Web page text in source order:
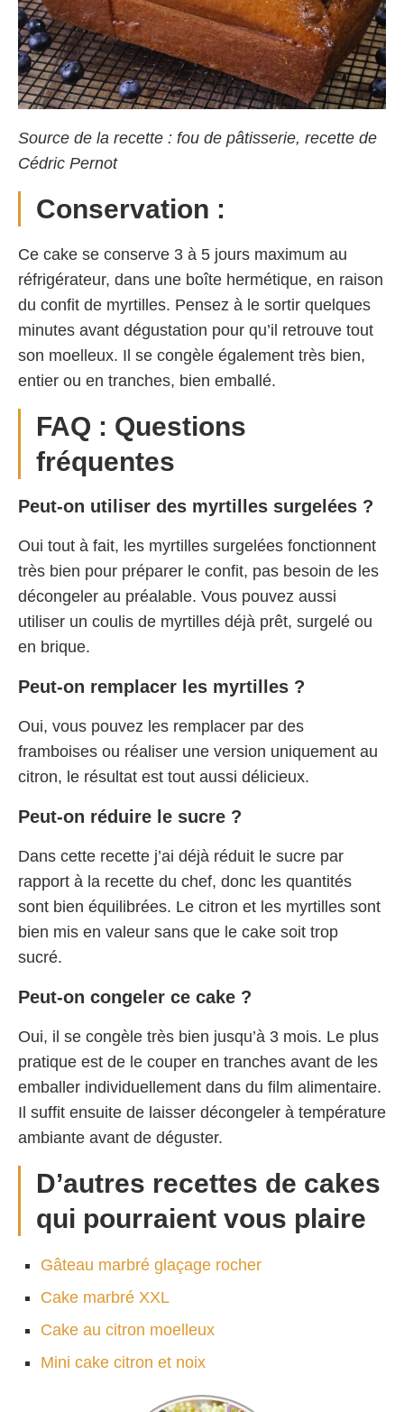
Source de la recette : fou de pâtisserie, recette de
Cédric Pernot
Conservation :
Ce cake se conserve 3 à 5 jours maximum au
réfrigérateur, dans une boîte hermétique, en raison
du confit de myrtilles. Pensez à le sortir quelques
minutes avant dégustation pour qu’il retrouve tout
son moelleux. Il se congèle également très bien,
entier ou en tranches, bien emballé.
FAQ : Questions
fréquentes
Peut-on utiliser des myrtilles surgelées ?
Oui tout à fait, les myrtilles surgelées fonctionnent
très bien pour préparer le confit, pas besoin de les
décongeler au préalable. Vous pouvez aussi
utiliser un coulis de myrtilles déjà prêt, surgelé ou
en brique.
Peut-on remplacer les myrtilles ?
Oui, vous pouvez les remplacer par des
framboises ou réaliser une version uniquement au
citron, le résultat est tout aussi délicieux.
Peut-on réduire le sucre ?
Dans cette recette j’ai déjà réduit le sucre par
rapport à la recette du chef, donc les quantités
sont bien équilibrées. Le citron et les myrtilles sont
bien mis en valeur sans que le cake soit trop
sucré.
Peut-on congeler ce cake ?
Oui, il se congèle très bien jusqu’à 3 mois. Le plus
pratique est de le couper en tranches avant de les
emballer individuellement dans du film alimentaire.
Il suffit ensuite de laisser décongeler à température
ambiante avant de déguster.
D’autres recettes de cakes
qui pourraient vous plaire
Gâteau marbré glaçage rocher
Cake marbré XXL
Cake au citron moelleux
Mini cake citron et noix